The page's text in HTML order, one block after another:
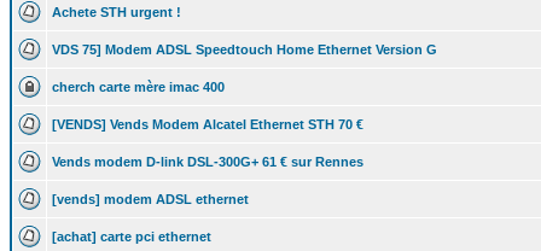
Achete STH urgent !
VDS 75] Modem ADSL Speedtouch Home Ethernet Version G
cherch carte mère imac 400
[VENDS] Vends Modem Alcatel Ethernet STH 70 €
Vends modem D-link DSL-300G+ 61 € sur Rennes
[vends] modem ADSL ethernet
[achat] carte pci ethernet